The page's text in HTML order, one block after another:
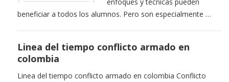
beneficiar a todos los alumnos. Pero son especialmente …
Linea del tiempo conflicto armado en
colombia
Linea del tiempo conflicto armado en colombia Conflicto